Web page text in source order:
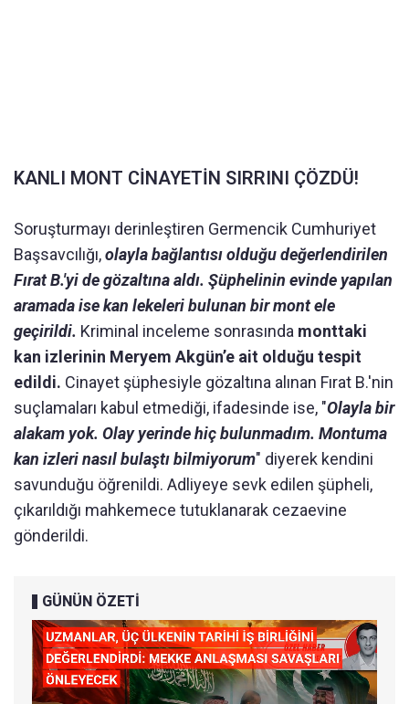
KANLI MONT CİNAYETİN SIRRINI ÇÖZDÜ!
Soruşturmayı derinleştiren Germencik Cumhuriyet
Başsavcılığı,olayla bağlantısı olduğu değerlendirilen
Fırat B.'yi de gözaltına aldı. Şüphelinin evinde yapılan
aramada ise kan lekeleri bulunan bir mont ele
geçirildi. Kriminal inceleme sonrasında monttaki
kan izlerinin Meryem Akgün’e ait olduğu tespit
edildi. Cinayet şüphesiyle gözaltına alınan Fırat B.'nin
suçlamaları kabul etmediği, ifadesinde ise, "Olayla bir
alakam yok. Olay yerinde hiç bulunmadım. Montuma
kan izleri nasıl bulaştı bilmiyorum" diyerek kendini
savunduğu öğrenildi. Adliyeye sevk edilen şüpheli,
çıkarıldığı mahkemece tutuklanarak cezaevine
gönderildi.
GÜNÜN ÖZETİ